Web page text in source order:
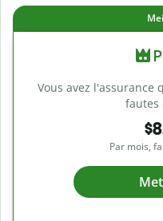
Vous avez l'assurance
fautes
Par mois,